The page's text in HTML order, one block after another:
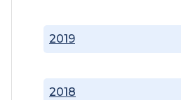
2018
2019